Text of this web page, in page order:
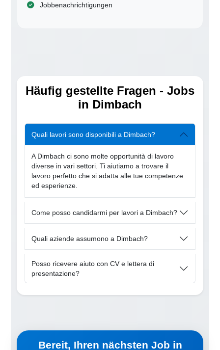
Jobbenachrichtigungen
Häufig gestellte Fragen - Jobs
in Dimbach
Quali lavori sono disponibili a Dimbach?
A Dimbach ci sono molte opportunità di lavoro
diverse in vari settori. Ti aiutiamo a trovare il
lavoro perfetto che si adatta alle tue competenze
ed esperienze.
Come posso candidarmi per lavori a Dimbach?
Quali aziende assumono a Dimbach?
Posso ricevere aiuto con CV e lettera di
presentazione?
Bereit, Ihren nächsten Job in